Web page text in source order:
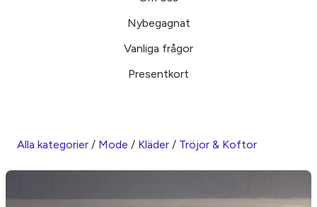
Nybegagnat
Vanliga frågor
Presentkort
Alla kategorier / Mode / Kläder / Tröjor & Koftor